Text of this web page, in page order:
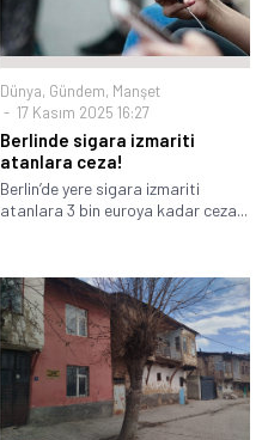
Dünya, Gündem, Manşet
17 Kasım 2025 16:27
Berlinde sigara izmariti
atanlara ceza!
Berlin’de yere sigara izmariti
atanlara 3 bin euroya kadar ceza...